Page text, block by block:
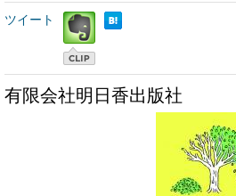
ツイート
有限会社明日香出版社